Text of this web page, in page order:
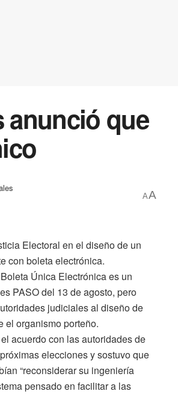
anunció que
AA
Electoral en el diseño de un
con boleta electrónica.
Única Electrónica es un
PASO del 13 de agosto, pero
judiciales al diseño de
el organismo porteño.
acuerdo con las autoridades de
elecciones y sostuvo que
“reconsiderar su ingeniería
pensado en facilitar a las